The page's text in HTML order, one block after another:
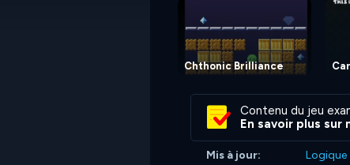
Chthonic Brilliance
Contenu du jeu
En savoir plus
Mis à jour: Logique